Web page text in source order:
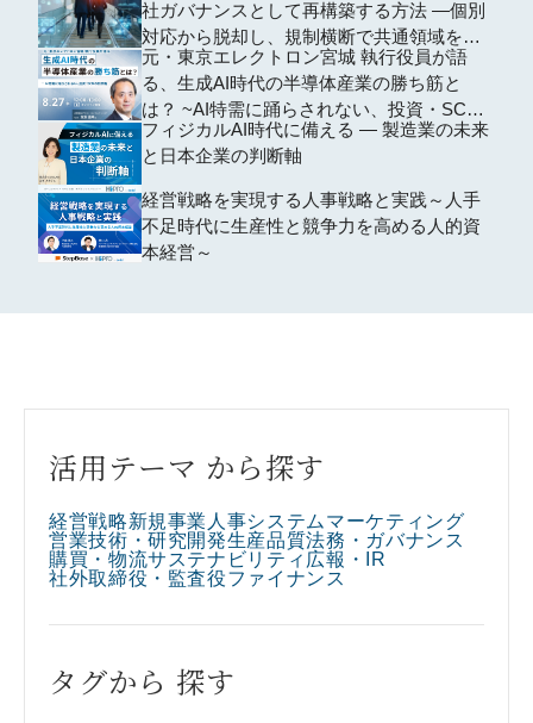
社ガバナンスとして再構築する方法 ―個別
対応から脱却し、規制横断で共通領域を再
編するための全社設計―
元・東京エレクトロン宮城 執行役員が語
る、生成AI時代の半導体産業の勝ち筋と
は？ ~AI特需に踊らされない、投資・SCM
の判断軸~
フィジカルAI時代に備える ― 製造業の未来
と日本企業の判断軸
経営戦略を実現する人事戦略と実践～人手
不足時代に生産性と競争力を高める人的資
本経営～
活用テーマ から探す
経営戦略新規事業 人事システム マーケティング
営業技術・研究開発生産品質法務・ガバナンス
購買・物流サステナビリティ 広報・IR
社外取締役・監査役ファイナンス
タグから 探す